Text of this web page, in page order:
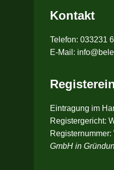
Kontakt
Telefon: 033231
E-Mail:
Eintragung im
Registergericht:
GmbH in